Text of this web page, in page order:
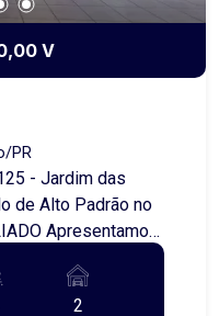
V
PR
- Jardim das
no
Nações, projetado
e 2